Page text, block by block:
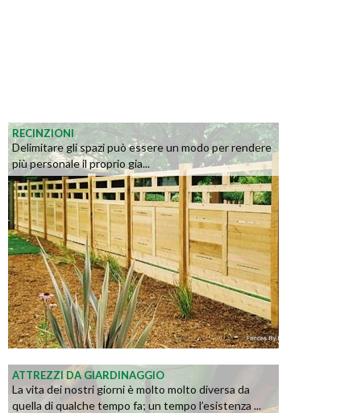
RECINZIONI
Delimitare gli spazi può essere un modo per rendere
più personale il proprio gia...
ATTREZZI DA GIARDINAGGIO
La vita dei nostri giorni è molto molto diversa da
quella di qualche tempo fa; un tempo l’esistenza ...